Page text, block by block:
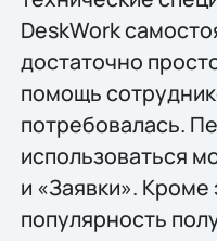
DeskWork
достаточно
помощь
потребовалась.
использоваться
и «Заявки».
популярность